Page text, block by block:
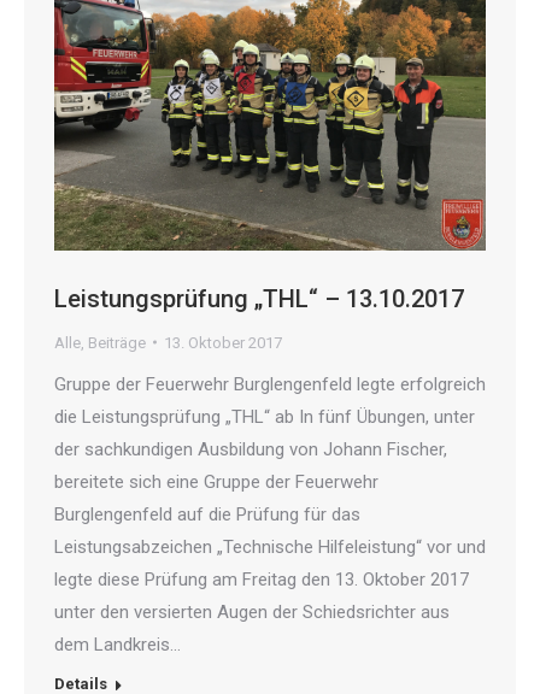
Leistungsprüfung „THL“ – 13.10.2017
Alle Beiträge 13. Oktober 2017
Gruppe der Feuerwehr Burglengenfeld legte erfolgreich
die Leistungsprüfung „THL“ ab In fünf Übungen, unter
der sachkundigen Ausbildung von Johann Fischer,
bereitete sich eine Gruppe der Feuerwehr
Burglengenfeld auf die Prüfung für das
Leistungsabzeichen „Technische Hilfeleistung“ vor und
legte diese Prüfung am Freitag den 13. Oktober 2017
unter den versierten Augen der Schiedsrichter aus
dem Landkreis…
Details